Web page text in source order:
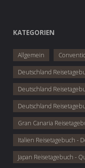
KATEGORIEN
Allgemein
Deutschland
Deutschland
Deutschland
Gran Canaria
Italien Reisetagebuch -
Japan Reisetagebuch -